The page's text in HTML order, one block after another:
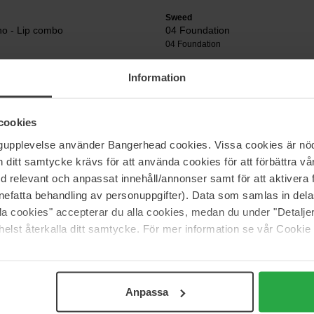
Information
använder Bangerhead cookies. Vissa cookies är
ditt samtycke krävs för att använda cookies för att förbättra
relevant och anpassat innehåll/annonser samt för att aktivera
behandling av personuppgifter). Data som samlas in
cookies" accepterar du alla cookies, medan du under
återkalla ditt samtycke. För mer information se vår
Anpassa
- Lip combo
Sweed
04 Foundation
04 Foundation
Adhesive for Strip Lashes
Ikke på lager
Duo Brow & Liner Brush
149 kr
Vis flere